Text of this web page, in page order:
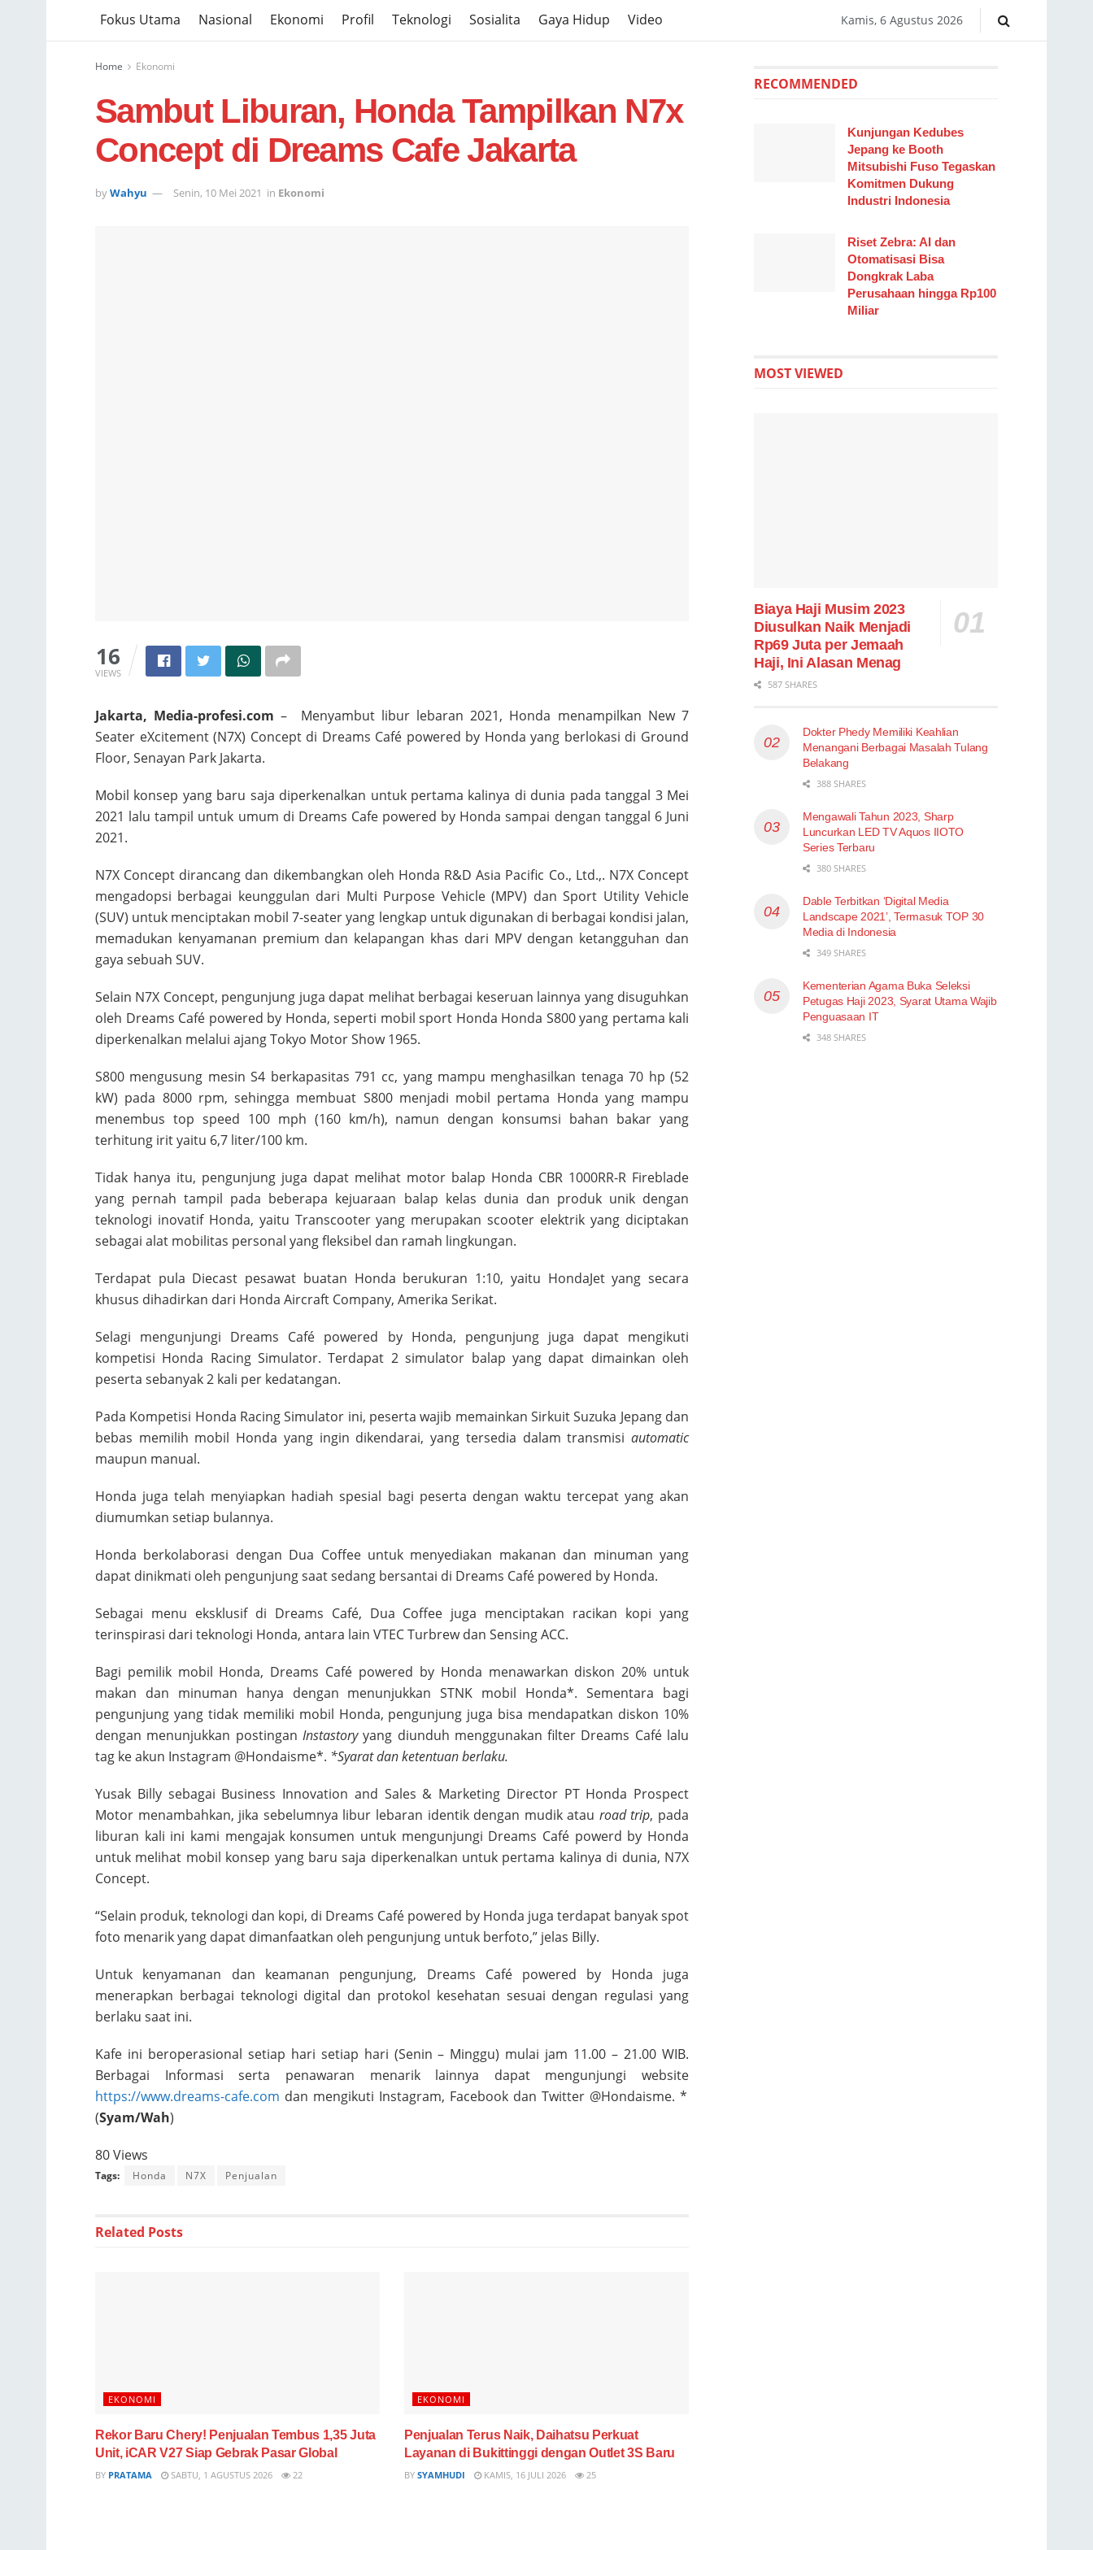
Fokus Utama Nasional Ekonomi Profil Teknologi Sosialita Gaya Hidup Video Kamis, 6 Agustus 2026
Home Ekonomi
Sambut Liburan, Honda Tampilkan N7x
Concept di Dreams Cafe Jakarta
byWahyu Senin, 10 Mei 2021 in Ekonomi
16
VIEWS
Jakarta, Media-profesi.com– Menyambut libur lebaran 2021, Honda menampilkan New 7
Seater eXcitement (N7X) Concept di Dreams Café powered by Honda yang berlokasi di Ground
Floor, Senayan Park Jakarta.
Mobil konsep yang baru saja diperkenalkan untuk pertama kalinya di dunia pada tanggal 3 Mei
2021 lalu tampil untuk umum di Dreams Cafe powered by Honda sampai dengan tanggal 6 Juni
2021.
N7X Concept dirancang dan dikembangkan oleh Honda R&D Asia Pacific Co., Ltd.,. N7X Concept
mengadopsi berbagai keunggulan dari Multi Purpose Vehicle (MPV) dan Sport Utility Vehicle
(SUV) untuk menciptakan mobil 7-seater yang lengkap untuk digunakan di berbagai kondisi jalan,
memadukan kenyamanan premium dan kelapangan khas dari MPV dengan ketangguhan dan
gaya sebuah SUV.
Selain N7X Concept, pengunjung juga dapat melihat berbagai keseruan lainnya yang disuguhkan
oleh Dreams Café powered by Honda, seperti mobil sport Honda Honda S800 yang pertama kali
diperkenalkan melalui ajang Tokyo Motor Show 1965.
S800 mengusung mesin S4 berkapasitas 791 cc, yang mampu menghasilkan tenaga 70 hp (52
kW) pada 8000 rpm, sehingga membuat S800 menjadi mobil pertama Honda yang mampu
menembus top speed 100 mph (160 km/h), namun dengan konsumsi bahan bakar yang
terhitung irit yaitu 6,7 liter/100 km.
Tidak hanya itu, pengunjung juga dapat melihat motor balap Honda CBR 1000RR-R Fireblade
yang pernah tampil pada beberapa kejuaraan balap kelas dunia dan produk unik dengan
teknologi inovatif Honda, yaitu Transcooter yang merupakan scooter elektrik yang diciptakan
sebagai alat mobilitas personal yang fleksibel dan ramah lingkungan.
Terdapat pula Diecast pesawat buatan Honda berukuran 1:10, yaitu HondaJet yang secara
khusus dihadirkan dari Honda Aircraft Company, Amerika Serikat.
Selagi mengunjungi Dreams Café powered by Honda, pengunjung juga dapat mengikuti
kompetisi Honda Racing Simulator. Terdapat 2 simulator balap yang dapat dimainkan oleh
peserta sebanyak 2 kali per kedatangan.
Pada Kompetisi Honda Racing Simulator ini, peserta wajib memainkan Sirkuit Suzuka Jepang dan
bebas memilih mobil Honda yang ingin dikendarai, yang tersedia dalam transmisi automatic
maupun manual.
Honda juga telah menyiapkan hadiah spesial bagi peserta dengan waktu tercepat yang akan
diumumkan setiap bulannya.
Honda berkolaborasi dengan Dua Coffee untuk menyediakan makanan dan minuman yang
dapat dinikmati oleh pengunjung saat sedang bersantai di Dreams Café powered by Honda.
Sebagai menu eksklusif di Dreams Café, Dua Coffee juga menciptakan racikan kopi yang
terinspirasi dari teknologi Honda, antara lain VTEC Turbrew dan Sensing ACC.
Bagi pemilik mobil Honda, Dreams Café powered by Honda menawarkan diskon 20% untuk
makan dan minuman hanya dengan menunjukkan STNK mobil Honda*. Sementara bagi
pengunjung yang tidak memiliki mobil Honda, pengunjung juga bisa mendapatkan diskon 10%
dengan menunjukkan postingan Instastoryyang diunduh menggunakan filter Dreams Café lalu
tag ke akun Instagram @Hondaisme*. *Syarat dan ketentuan berlaku.
Yusak Billy sebagai Business Innovation and Sales & Marketing Director PT Honda Prospect
Motor menambahkan, jika sebelumnya libur lebaran identik dengan mudik atau road trip, pada
liburan kali ini kami mengajak konsumen untuk mengunjungi Dreams Café powerd by Honda
untuk melihat mobil konsep yang baru saja diperkenalkan untuk pertama kalinya di dunia, N7X
Concept.
“Selain produk, teknologi dan kopi, di Dreams Café powered by Honda juga terdapat banyak spot
foto menarik yang dapat dimanfaatkan oleh pengunjung untuk berfoto,” jelas Billy.
Untuk kenyamanan dan keamanan pengunjung, Dreams Café powered by Honda juga
menerapkan berbagai teknologi digital dan protokol kesehatan sesuai dengan regulasi yang
berlaku saat ini.
Kafe ini beroperasional setiap hari setiap hari (Senin – Minggu) mulai jam 11.00 – 21.00 WIB.
Berbagai Informasi serta penawaran menarik lainnya dapat mengunjungi website
https://www.dreams-cafe.com dan mengikuti Instagram, Facebook dan Twitter @Hondaisme. *
(Syam/Wah)
80 Views
Tags: Honda N7X Penjualan
Related Posts
EKONOMI
Rekor Baru Chery! Penjualan Tembus 1,35 Juta
Unit, iCAR V27 Siap Gebrak Pasar Global
BY PRATAMA SABTU, 1 AGUSTUS 2026 22
EKONOMI
Penjualan Terus Naik, Daihatsu Perkuat
Layanan di Bukittinggi dengan Outlet 3S Baru
BY SYAMHUDI KAMIS, 16 JULI 2026 25
RECOMMENDED
Kunjungan Kedubes
Jepang ke Booth
Mitsubishi Fuso Tegaskan
Komitmen Dukung
Industri Indonesia
Riset Zebra: AI dan
Otomatisasi Bisa
Dongkrak Laba
Perusahaan hingga Rp100
Miliar
MOST VIEWED
Biaya Haji Musim 2023
Diusulkan Naik Menjadi
Rp69 Juta per Jemaah
Haji, Ini Alasan Menag
587 SHARES
Dokter Phedy Memiliki Keahlian
Menangani Berbagai Masalah Tulang
Belakang
388 SHARES
Mengawali Tahun 2023, Sharp
Luncurkan LED TV Aquos IIOTO
Series Terbaru
380 SHARES
Dable Terbitkan ‘Digital Media
Landscape 2021’, Termasuk TOP 30
Media di Indonesia
349 SHARES
Kementerian Agama Buka Seleksi
Petugas Haji 2023, Syarat Utama Wajib
Penguasaan IT
348 SHARES